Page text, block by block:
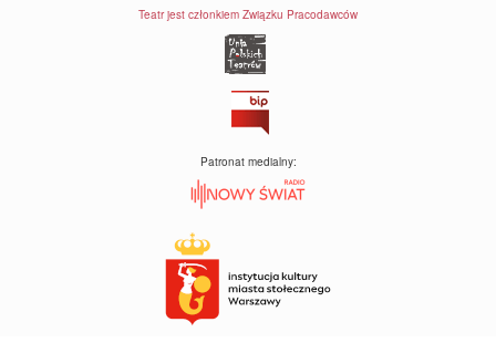
Teatr jest członkiem Związku Pracodawców
Patronat medialny: